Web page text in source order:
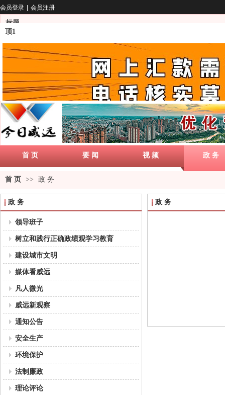
标题
顶1
会员登录 会员注册
首 页 要 闻 视 频 政 务
首 页 >> 政 务
政 务
领导班子
树立和践行正确政绩观学习教育
建设城市文明
媒体看威远
凡人微光
威远新观察
通知公告
安全生产
环境保护
法制廉政
理论评论
政 务